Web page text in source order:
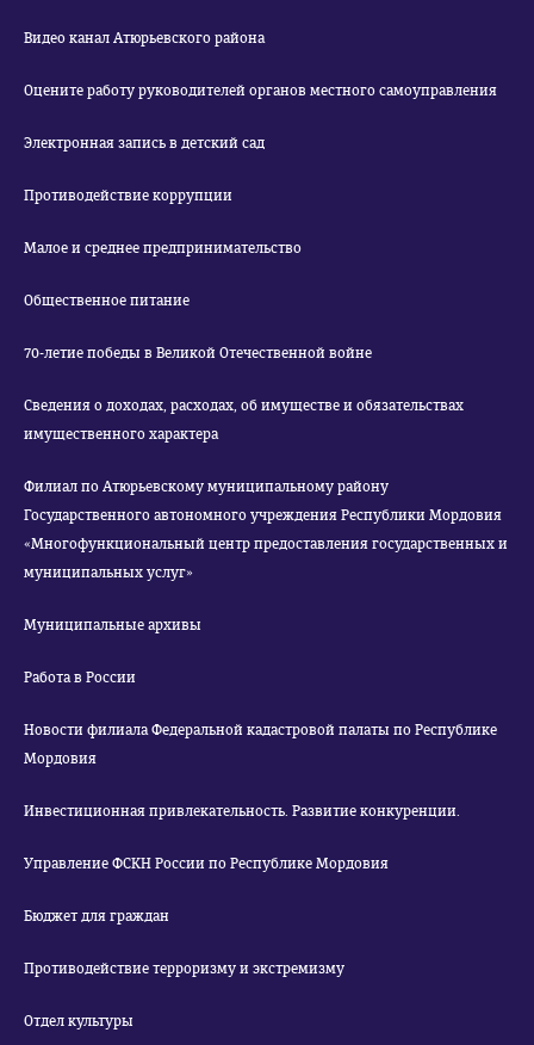
Видео канал Атюрьевского района
Оцените работу руководителей органов местного самоуправления
Электронная запись в детский сад
Противодействие коррупции
Малое и среднее предпринимательство
Общественное питание
70-летие победы в Великой Отечественной войне
Сведения о доходах, расходах, об имуществе и обязательствах
имущественного характера
Филиал по Атюрьевскому муниципальному району
Государственного автономного учреждения Республики Мордовия
«Многофункциональный центр предоставления государственных и
муниципальных услуг»
Муниципальные архивы
Работа в России
Новости филиала Федеральной кадастровой палаты по Республике
Мордовия
Инвестиционная привлекательность. Развитие конкуренции.
Управление ФСКН России по Республике Мордовия
Бюджет для граждан
Противодействие терроризму и экстремизму
Отдел культуры